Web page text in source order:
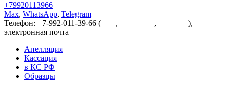
+79920113966
Max, WhatsApp, Telegram
Телефон: +7-992-011-39-66 (
, ,
),
электронная почта
Апелляция
Кассация
в КС РФ
Образцы